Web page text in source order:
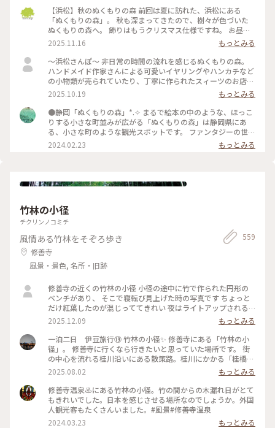
【浜松】秋のぬくもりの森 前回は夏に訪れた、浜松にある
「ぬくもりの森」。 秋も深まってきたので、樹々が色づいた
ぬくもりの森へ。 飾りはもうクリスマス仕様ですね。 お昼ご
飯の代わりに、「森のスモーキーターキーレッグ」をいただき
ました。 ジューシーで、ちょっとスモーキーで、とても美味
しい。 ちょっと食べにくいけどw これひとつで結構お腹いっ
ぱいになります。 次はもう少し食べやすそうな「骨付きソーセ
ージ」を試してみよう。 デザートにジェラート。 今回は地元
の三日日（みっかび）みかん味をチョイス。 こちらも安心の
ちょうど良い美味しさ。
2025.11.16
もっとみる
〜浜松さんぽ〜 非日常の時間の流れを感じるぬくもりの森。
ハンドメイド作家さんによる可愛いイヤリングやハンカチなど
の小物類が売られていたり、丁寧に作られたスィーツのお店が
数軒並ぶ可愛い森でした。 一番行きたかった森のチーズケー
キやさんにて、森のピクニックセットを注文。 パイやクロワッ
サンなどのパンを1つ コンソメやコーンスープなどから1つ ボ
トルチーズケーキを1つ のセットです。 どれもしっかりした味
で、だけどしつこくはなく大満足です。 浜松市の「シン・ハマ
マツ計画」の1つ浜松市役所に設置されたエヴァンゲリオン初
号機立像を見に行きました。 天竜エリアが「シン・エヴァン
祝10時〜16時 とホームページには記載されています。 #私の
2025.10.19
もっとみる
●静岡「ぬくもりの森」*⁠.⁠✧ まるで絵本の中のような、ほっこ
りする小さな町並みが広がる「ぬくもりの森」は静岡県にあ
る、小さな町のような観光スポットです。 ファンタジーの世界
からそのまま出てきたようなレストランや雑貨屋さん、カフェ
に癒やされるのはもちろん、この町にはいろいろな所に楽しめ
つけたら子供も大人も顔がほころぶような隠し要素があり、私
さい*⁠.⁠✧ なお、周辺の観光地として、車で30分ほどの所にステ
ーキ屋「さわやか」があります。お肉がとてもやわらかく絶品
で、噂に違わぬ味でした。ぬくもりの森で癒やされた後の腹ご
しらえにオススメです。 #静岡 #ぬくもりの森 #癒し旅
2024.02.23 もっとみる
竹林の小径
チクリンノコミチ
風情ある竹林をそぞろ歩き
修善寺
風景・景色, 名所・旧跡
559
修善寺の近くの竹林の小径 小径の途中に竹で作られた円形の
ベンチがあり、 そこで寝転び見上げた時の写真です ちょっと
だけ紅葉したのが混じっててきれい 夜はライトアップされる
らしいよ 絶対すてきだわ #竹林の小径 #はじめての投稿
2025.12.09
もっとみる
一泊二日 伊豆旅行⑲ 竹林の小径✨️ 修善寺にある「竹林の小
径」。 修善寺に行くなら行きたいと思っていた場所です。 街
の中心を流れる桂川沿いにある散策路。桂川にかかる「桂橋」
から「楓橋」にかけて、300mほどの遊歩道が続いています。
自然風景を満喫することができる「竹林の小径」✨️ 石畳の通路
を進んで行くと、中央部に竹製の大きな円形ベンチもあります
💡 誰もいなくて貸切状態😆 素敵な竹林の小径を満喫してきま
した✨️ 2025.7.9 #竹林の小径 #ゆるり夏時間
2025.08.02
もっとみる
修善寺温泉♨️にある竹林の小径。竹の間からの木漏れ日がとて
もきれいでした。日本を感じさせる場所なのでしょうか。外国
人観光客もたくさんいました。#風景#修善寺温泉
2024.03.23
もっとみる